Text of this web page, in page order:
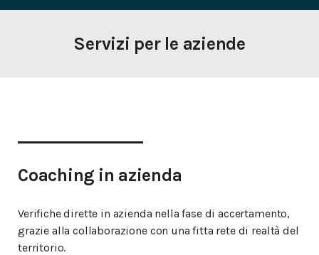
Servizi per le aziende
Coaching in azienda
Verifiche dirette in azienda nella fase di accertamento,
grazie alla collaborazione con una fitta rete di realtà del
territorio.